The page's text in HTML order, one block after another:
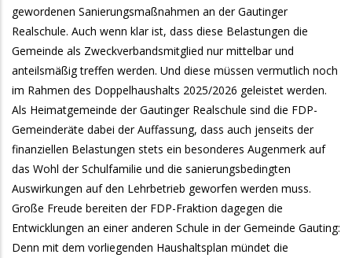
gewordenen Sanierungsmaßnahmen an der Gautinger
Realschule. Auch wenn klar ist, dass diese Belastungen die
Gemeinde als Zweckverbandsmitglied nur mittelbar und
anteilsmäßig treffen werden. Und diese müssen vermutlich noch
im Rahmen des Doppelhaushalts 2025/2026 geleistet werden.
Als Heimatgemeinde der Gautinger Realschule sind die FDP-
Gemeinderäte dabei der Auffassung, dass auch jenseits der
finanziellen Belastungen stets ein besonderes Augenmerk auf
das Wohl der Schulfamilie und die sanierungsbedingten
Auswirkungen auf den Lehrbetrieb geworfen werden muss.
Große Freude bereiten der FDP-Fraktion dagegen die
Entwicklungen an einer anderen Schule in der Gemeinde Gauting:
Denn mit dem vorliegenden Haushaltsplan mündet die